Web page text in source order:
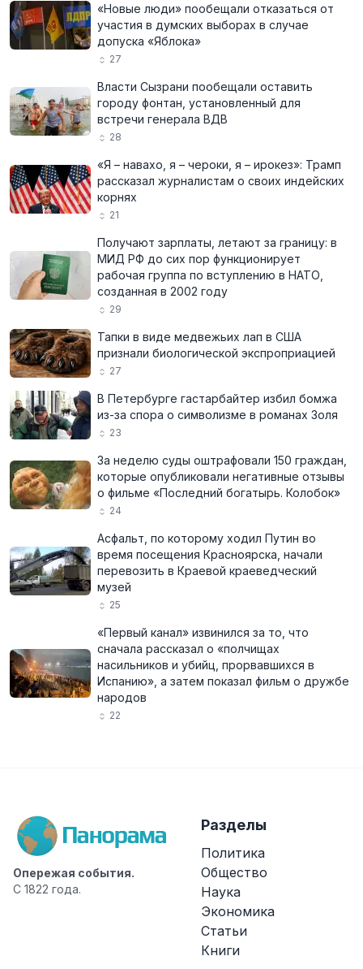
«Новые люди» пообещали отказаться от
участия в думских выборах в случае
допуска «Яблока»
27
Власти Сызрани пообещали оставить
городу фонтан, установленный для
встречи генерала ВДВ
28
«Я – навахо, я – чероки, я – ирокез»: Трамп
рассказал журналистам о своих индейских
корнях
21
Получают зарплаты, летают за границу: в
МИД РФ до сих пор функционирует
рабочая группа по вступлению в НАТО,
созданная в 2002 году
29
Тапки в виде медвежьих лап в США
признали биологической экспроприацией
27
В Петербурге гастарбайтер избил бомжа
из-за спора о символизме в романах Золя
23
За неделю суды оштрафовали 150 граждан,
которые опубликовали негативные отзывы
о фильме «Последний богатырь. Колобок»
24
Асфальт, по которому ходил Путин во
время посещения Красноярска, начали
перевозить в Краевой краеведческий
музей
25
«Первый канал» извинился за то, что
сначала рассказал о «полчищах
насильников и убийц, прорвавшихся в
Испанию», а затем показал фильм о дружбе
народов
22
Опережая события.
С 1822 года.
Разделы
Политика
Общество
Наука
Экономика
Статьи
Книги